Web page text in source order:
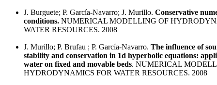
J. Burguete; P. García-Navarro; J. Murillo. Conservative
conditions. NUMERICAL MODELLING OF
WATER RESOURCES. 2008
J. Murillo; P. Brufau ; P. García-Navarro. The influence of
stability and conservation in 1d hyperbolic equations:
water on fixed and movable beds. NUMERICAL
HYDRODYNAMICS FOR WATER RESOURCES. 2008